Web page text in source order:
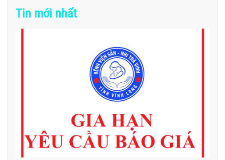
Tin mới nhất